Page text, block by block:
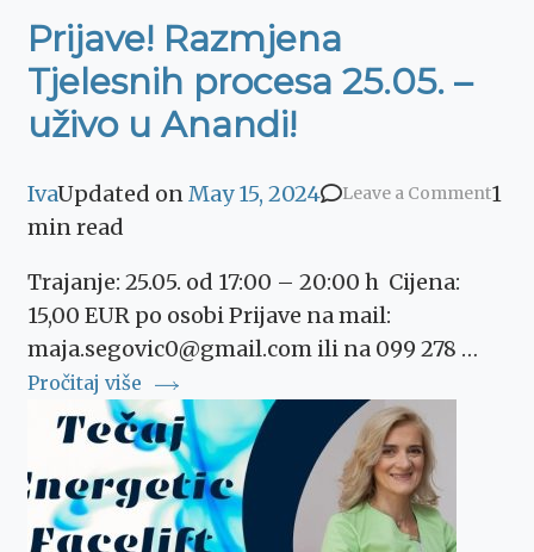
Prijave! Razmjena
Tjelesnih procesa 25.05. –
uživo u Anandi!
IvaUpdated on May 15, 2024 Leave a Commenton
1
min read
Trajanje: 25.05. od 17:00 – 20:00 h Cijena:
15,00 EUR po osobi Prijave na mail:
maja.segovic0@gmail.com ili na 099 278 …
Pročitaj više